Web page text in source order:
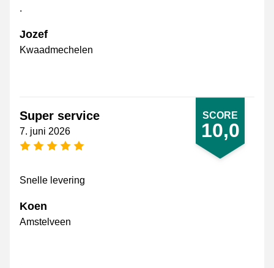
.
Jozef
Kwaadmechelen
SCORE
10,0
Super service
7. juni 2026
[_General:NumberOfStarsPluralFormat]
Snelle levering
Koen
Amstelveen